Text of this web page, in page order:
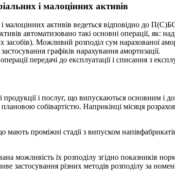
і малоцінних активів
і малоцінних активів ведеться відповідно до
автоматизовано такі основні операції, як:
засобів). Можливий розподіл сум нарахованої
графіків нарахування амортизації.
передачі до експлуатації і списання з
продукції і послуг, що випускаються основним
собівартістю. Наприкінці місяця
проміжні стадії з випуском
можливість їх розподілу згідно показників
застосування різних методів розподілу за